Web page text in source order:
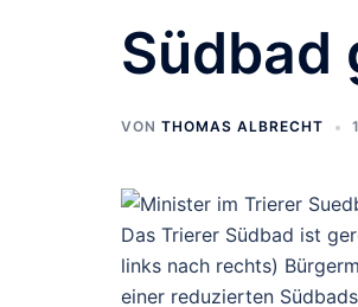
Südbad
VON THOMAS ALBRECHT
Das Trierer Südbad ist
links nach rechts)
einer reduzierten